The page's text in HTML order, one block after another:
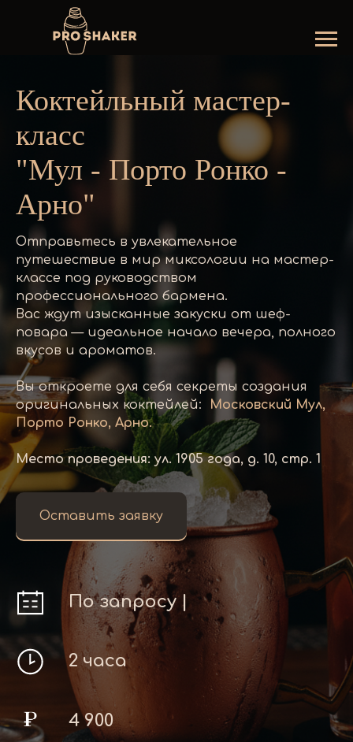
Коктейльный мастер-
класс
"Мул - Порто Ронко -
Арно"
Отправьтесь в увлекательное
путешествие в мир миксологии на мастер-
классе под руководством
профессионального бармена.
Вас ждут изысканные закуски от шеф-
повара — идеальное начало вечера, полного
вкусов и ароматов.
Вы откроете для себя секреты создания
оригинальных коктейлей:
Московский Мул,
Порто Ронко, Арно.
Место проведения: ул. 1905 года, д. 10, стр. 1
Оставить заявку
По запросу |
2 часа
4 900